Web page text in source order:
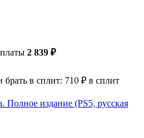
2 839 ₽
в сплит: 710 ₽ в сплит
Полное издание (PS5, русская